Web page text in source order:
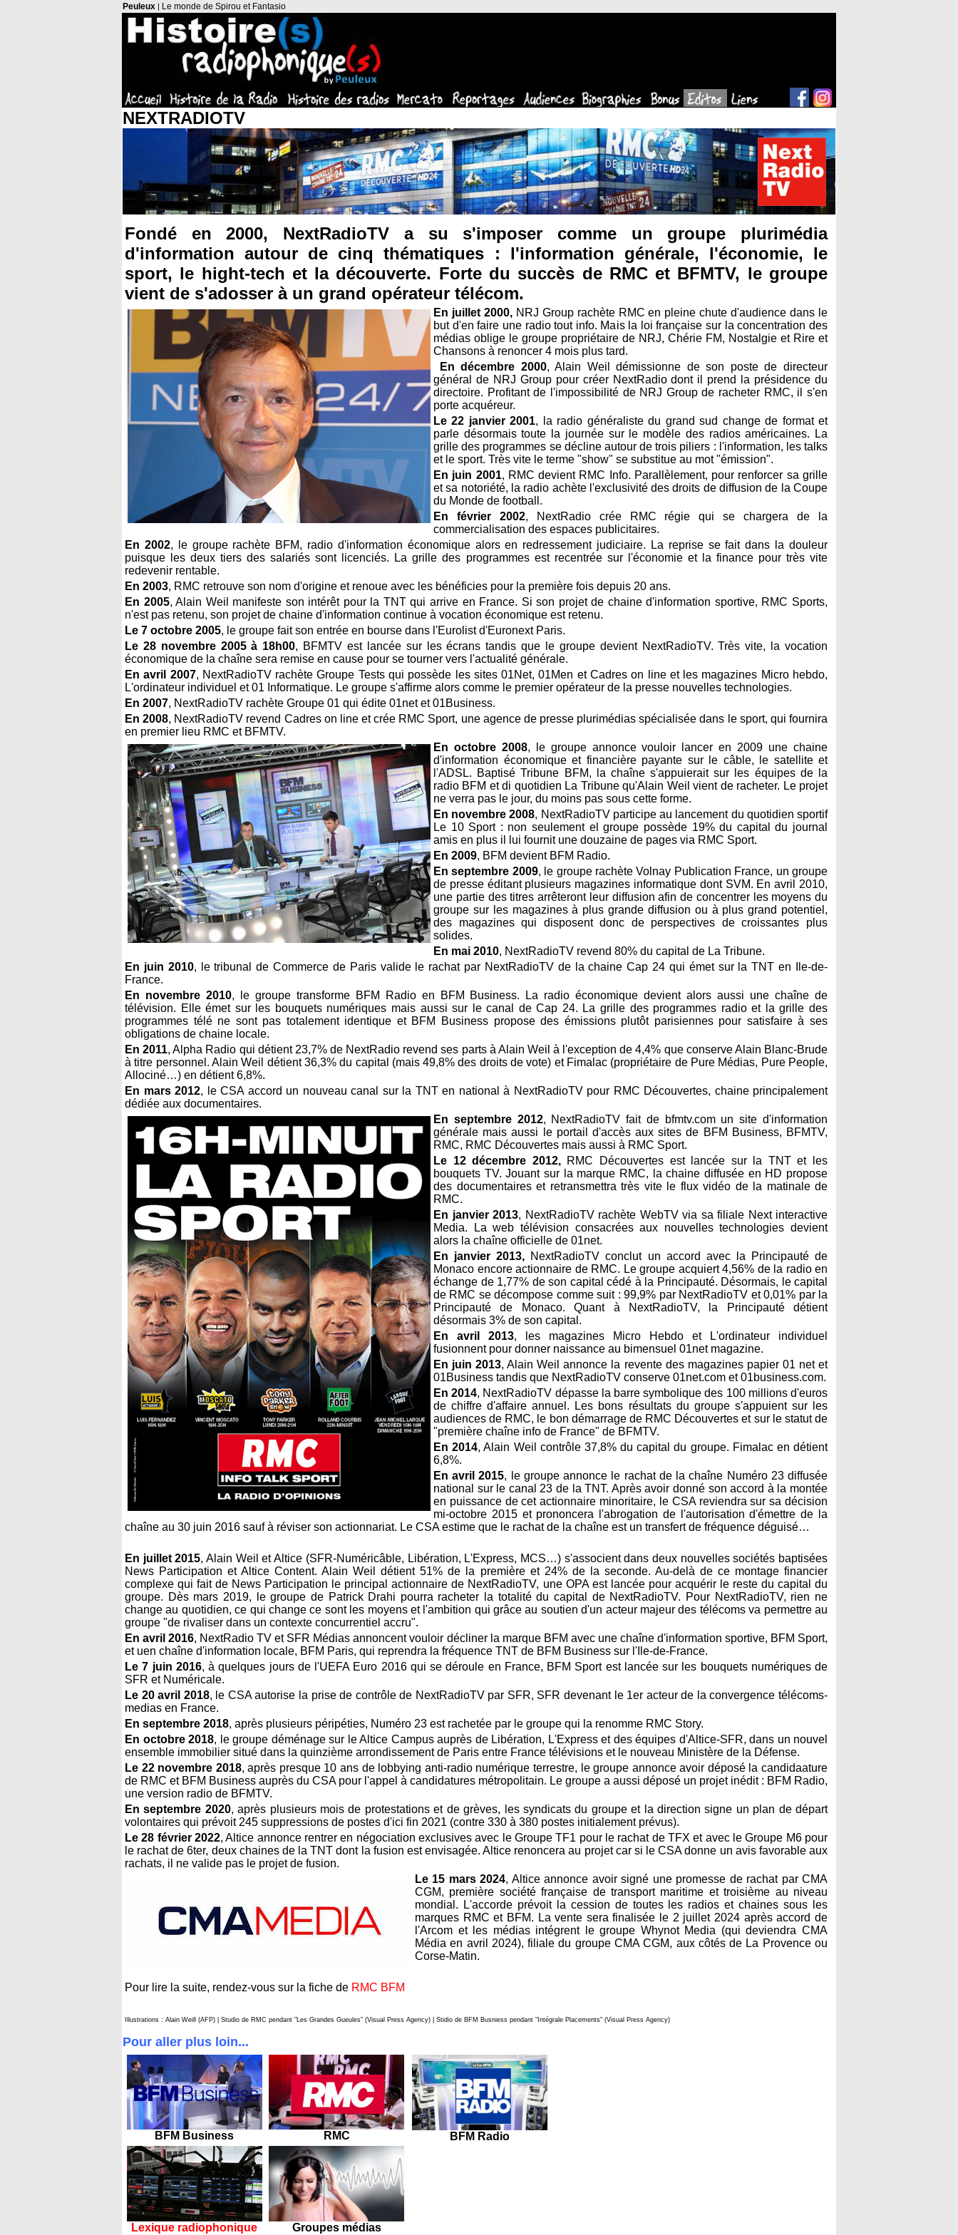
Peuleux | Le monde de Spirou et Fantasio
NEXTRADIOTV
Fondé en 2000, NextRadioTV a su s'imposer comme un groupe plurimédia
d'information autour de cinq thématiques : l'information générale, l'économie, le
sport, le hight-tech et la découverte. Forte du succès de RMC et BFMTV, le groupe
vient de s'adosser à un grand opérateur télécom.
En juillet 2000, NRJ Group rachète RMC en pleine chute d'audience dans le
but d'en faire une radio tout info. Mais la loi française sur la concentration des
médias oblige le groupe propriétaire de NRJ, Chérie FM, Nostalgie et Rire et
Chansons à renoncer 4 mois plus tard.
En décembre 2000, Alain Weil démissionne de son poste de directeur
général de NRJ Group pour créer NextRadio dont il prend la présidence du
directoire. Profitant de l'impossibilité de NRJ Group de racheter RMC, il s'en
porte acquéreur.
Le 22 janvier 2001, la radio généraliste du grand sud change de format et
parle désormais toute la journée sur le modèle des radios américaines. La
grille des programmes se décline autour de trois piliers : l'information, les talks
et le sport. Très vite le terme "show" se substitue au mot "émission".
En juin 2001, RMC devient RMC Info. Parallèlement, pour renforcer sa grille
et sa notoriété, la radio achète l'exclusivité des droits de diffusion de la Coupe
du Monde de football.
En février 2002, NextRadio crée RMC régie qui se chargera de la
commercialisation des espaces publicitaires.
En 2002, le groupe rachète BFM, radio d'information économique alors en redressement judiciaire. La reprise se fait dans la douleur
puisque les deux tiers des salariés sont licenciés. La grille des programmes est recentrée sur l'économie et la finance pour très vite
redevenir rentable.
En 2003, RMC retrouve son nom d'origine et renoue avec les bénéficies pour la première fois depuis 20 ans.
En 2005, Alain Weil manifeste son intérêt pour la TNT qui arrive en France. Si son projet de chaine d'information sportive, RMC Sports,
n'est pas retenu, son projet de chaine d'information continue à vocation économique est retenu.
Le 7 octobre 2005, le groupe fait son entrée en bourse dans l'Eurolist d'Euronext Paris.
Le 28 novembre 2005 à 18h00, BFMTV est lancée sur les écrans tandis que le groupe devient NextRadioTV. Très vite, la vocation
économique de la chaîne sera remise en cause pour se tourner vers l'actualité générale.
En avril 2007, NextRadioTV rachète Groupe Tests qui possède les sites 01Net, 01Men et Cadres on line et les magazines Micro hebdo,
L'ordinateur individuel et 01 Informatique. Le groupe s'affirme alors comme le premier opérateur de la presse nouvelles technologies.
En 2007, NextRadioTV rachète Groupe 01 qui édite 01net et 01Business.
En 2008, NextRadioTV revend Cadres on line et crée RMC Sport, une agence de presse plurimédias spécialisée dans le sport, qui fournira
en premier lieu RMC et BFMTV.
En octobre 2008, le groupe annonce vouloir lancer en 2009 une chaine
d'information économique et financière payante sur le câble, le satellite et
l'ADSL. Baptisé Tribune BFM, la chaîne s'appuierait sur les équipes de la
radio BFM et di quotidien La Tribune qu'Alain Weil vient de racheter. Le projet
ne verra pas le jour, du moins pas sous cette forme.
En novembre 2008, NextRadioTV participe au lancement du quotidien sportif
Le 10 Sport : non seulement el groupe possède 19% du capital du journal
amis en plus il lui fournit une douzaine de pages via RMC Sport.
En 2009, BFM devient BFM Radio.
En septembre 2009, le groupe rachète Volnay Publication France, un groupe
de presse éditant plusieurs magazines informatique dont SVM. En avril 2010,
une partie des titres arrêteront leur diffusion afin de concentrer les moyens du
groupe sur les magazines à plus grande diffusion ou à plus grand potentiel,
des magazines qui disposent donc de perspectives de croissantes plus
solides.
En mai 2010, NextRadioTV revend 80% du capital de La Tribune.
En juin 2010, le tribunal de Commerce de Paris valide le rachat par NextRadioTV de la chaine Cap 24 qui émet sur la TNT en Ile-de-
France.
En novembre 2010, le groupe transforme BFM Radio en BFM Business. La radio économique devient alors aussi une chaîne de
télévision. Elle émet sur les bouquets numériques mais aussi sur le canal de Cap 24. La grille des programmes radio et la grille des
programmes télé ne sont pas totalement identique et BFM Business propose des émissions plutôt parisiennes pour satisfaire à ses
obligations de chaine locale.
En 2011, Alpha Radio qui détient 23,7% de NextRadio revend ses parts à Alain Weil à l'exception de 4,4% que conserve Alain Blanc-Brude
à titre personnel. Alain Weil détient 36,3% du capital (mais 49,8% des droits de vote) et Fimalac (propriétaire de Pure Médias, Pure People,
Allociné…) en détient 6,8%.
En mars 2012, le CSA accord un nouveau canal sur la TNT en national à NextRadioTV pour RMC Découvertes, chaine principalement
dédiée aux documentaires.
En septembre 2012, NextRadioTV fait de bfmtv.com un site d'information
générale mais aussi le portail d'accès aux sites de BFM Business, BFMTV,
RMC, RMC Découvertes mais aussi à RMC Sport.
Le 12 décembre 2012, RMC Découvertes est lancée sur la TNT et les
bouquets TV. Jouant sur la marque RMC, la chaine diffusée en HD propose
des documentaires et retransmettra très vite le flux vidéo de la matinale de
RMC.
En janvier 2013, NextRadioTV rachète WebTV via sa filiale Next interactive
Media. La web télévision consacrées aux nouvelles technologies devient
alors la chaîne officielle de 01net.
En janvier 2013, NextRadioTV conclut un accord avec la Principauté de
Monaco encore actionnaire de RMC. Le groupe acquiert 4,56% de la radio en
échange de 1,77% de son capital cédé à la Principauté. Désormais, le capital
de RMC se décompose comme suit : 99,9% par NextRadioTV et 0,01% par la
Principauté de Monaco. Quant à NextRadioTV, la Principauté détient
désormais 3% de son capital.
En avril 2013, les magazines Micro Hebdo et L'ordinateur individuel
fusionnent pour donner naissance au bimensuel 01net magazine.
En juin 2013, Alain Weil annonce la revente des magazines papier 01 net et
01Business tandis que NextRadioTV conserve 01net.com et 01business.com.
En 2014, NextRadioTV dépasse la barre symbolique des 100 millions d'euros
de chiffre d'affaire annuel. Les bons résultats du groupe s'appuient sur les
audiences de RMC, le bon démarrage de RMC Découvertes et sur le statut de
"première chaîne info de France" de BFMTV.
En 2014, Alain Weil contrôle 37,8% du capital du groupe. Fimalac en détient
6,8%.
En avril 2015, le groupe annonce le rachat de la chaîne Numéro 23 diffusée
national sur le canal 23 de la TNT. Après avoir donné son accord à la montée
en puissance de cet actionnaire minoritaire, le CSA reviendra sur sa décision
mi-octobre 2015 et prononcera l'abrogation de l'autorisation d'émettre de la
chaîne au 30 juin 2016 sauf à réviser son actionnariat. Le CSA estime que le rachat de la chaîne est un transfert de fréquence déguisé…
En juillet 2015, Alain Weil et Altice (SFR-Numéricâble, Libération, L'Express, MCS…) s'associent dans deux nouvelles sociétés baptisées
News Participation et Altice Content. Alain Weil détient 51% de la première et 24% de la seconde. Au-delà de ce montage financier
complexe qui fait de News Participation le principal actionnaire de NextRadioTV, une OPA est lancée pour acquérir le reste du capital du
groupe. Dès mars 2019, le groupe de Patrick Drahi pourra racheter la totalité du capital de NextRadioTV. Pour NextRadioTV, rien ne
change au quotidien, ce qui change ce sont les moyens et l'ambition qui grâce au soutien d'un acteur majeur des télécoms va permettre au
groupe "de rivaliser dans un contexte concurrentiel accru".
En avril 2016, NextRadio TV et SFR Médias annoncent vouloir décliner la marque BFM avec une chaîne d'information sportive, BFM Sport,
et uen chaîne d'information locale, BFM Paris, qui reprendra la fréquence TNT de BFM Business sur l'Ile-de-France.
Le 7 juin 2016, à quelques jours de l'UEFA Euro 2016 qui se déroule en France, BFM Sport est lancée sur les bouquets numériques de
SFR et Numéricale.
Le 20 avril 2018, le CSA autorise la prise de contrôle de NextRadioTV par SFR, SFR devenant le 1er acteur de la convergence télécoms-
medias en France.
En septembre 2018, après plusieurs péripéties, Numéro 23 est rachetée par le groupe qui la renomme RMC Story.
En octobre 2018, le groupe déménage sur le Altice Campus auprès de Libération, L'Express et des équipes d'Altice-SFR, dans un nouvel
ensemble immobilier situé dans la quinzième arrondissement de Paris entre France télévisions et le nouveau Ministère de la Défense.
Le 22 novembre 2018, après presque 10 ans de lobbying anti-radio numérique terrestre, le groupe annonce avoir déposé la candidaature
de RMC et BFM Business auprès du CSA pour l'appel à candidatures métropolitain. Le groupe a aussi déposé un projet inédit : BFM Radio,
une version radio de BFMTV.
En septembre 2020, après plusieurs mois de protestations et de grèves, les syndicats du groupe et la direction signe un plan de départ
volontaires qui prévoit 245 suppressions de postes d'ici fin 2021 (contre 330 à 380 postes initialement prévus).
Le 28 février 2022, Altice annonce rentrer en négociation exclusives avec le Groupe TF1 pour le rachat de TFX et avec le Groupe M6 pour
le rachat de 6ter, deux chaines de la TNT dont la fusion est envisagée. Altice renoncera au projet car si le CSA donne un avis favorable aux
rachats, il ne valide pas le projet de fusion.
Le 15 mars 2024, Altice annonce avoir signé une promesse de rachat par CMA
CGM, première société française de transport maritime et troisième au niveau
mondial. L'accorde prévoit la cession de toutes les radios et chaines sous les
marques RMC et BFM. La vente sera finalisée le 2 juillet 2024 après accord de
l'Arcom et les médias intégrent le groupe Whynot Media (qui deviendra CMA
Média en avril 2024), filiale du groupe CMA CGM, aux côtés de La Provence ou
Corse-Matin.
Pour lire la suite, rendez-vous sur la fiche de RMC BFM
Illustrations : Alain Weill (AFP) | Studio de RMC pendant "Les Grandes Gueules" (Visual Press Agency) | Stidio de BFM Busniess pendant "Intégrale Placements" (Visual Press Agency)
Pour aller plus loin...
BFM Business RMC BFM Radio
Lexique radiophonique Groupes médias